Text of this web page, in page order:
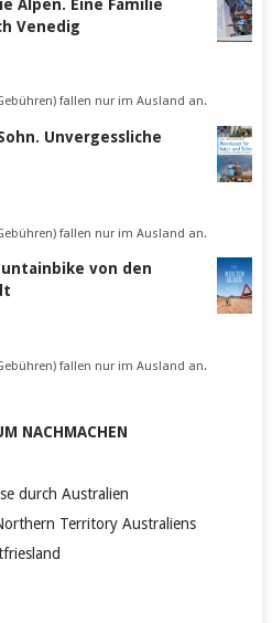
Alpen. Eine Familie
Venedig
fallen nur im Ausland an.
Unvergessliche
fallen nur im Ausland an.
von den
fallen nur im Ausland an.
NACHMACHEN
durch Australien
Territory Australiens